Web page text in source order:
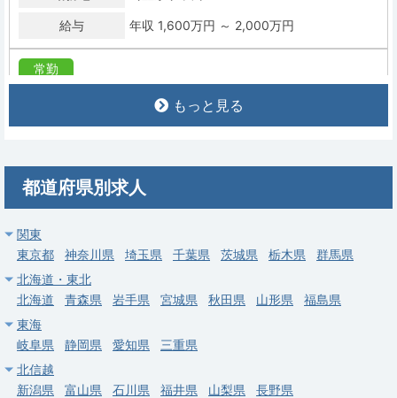
給与 年収 1,600万円 ～ 2,000万円
常勤
募集科目 在宅医療
勤務地 埼玉県 吉川市
常勤
【所沢市】訪問診療・施設往診／年俸1,440万円／当直なし・土
日祝休み
求人病院名
非公開
もっと見る
都道府県別求人
関東
東京都
神奈川県 埼玉県 千葉県 茨城県 栃木県
群馬県
北海道・東北
北海道
青森県 岩手県 宮城県 秋田県 山形県
福島県
東海
岐阜県
静岡県 愛知県
三重県
北信越
新潟県
富山県 石川県 福井県 山梨県
長野県